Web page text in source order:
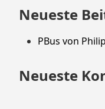
springen
Neueste
PBus von
Neueste